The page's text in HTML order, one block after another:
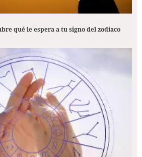
qué le espera a tu signo del zodiaco